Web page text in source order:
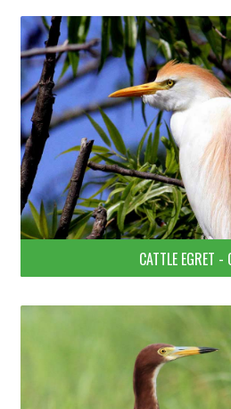
CATTLE EGRET -